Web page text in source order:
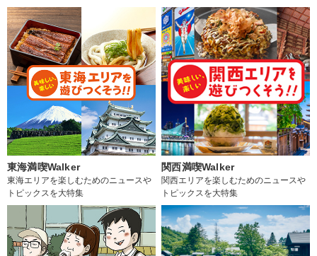
東海満喫Walker
東海エリアを楽しむためのニュースや
トピックスを大特集
関西満喫Walker
関西エリアを楽しむためのニュースや
トピックスを大特集